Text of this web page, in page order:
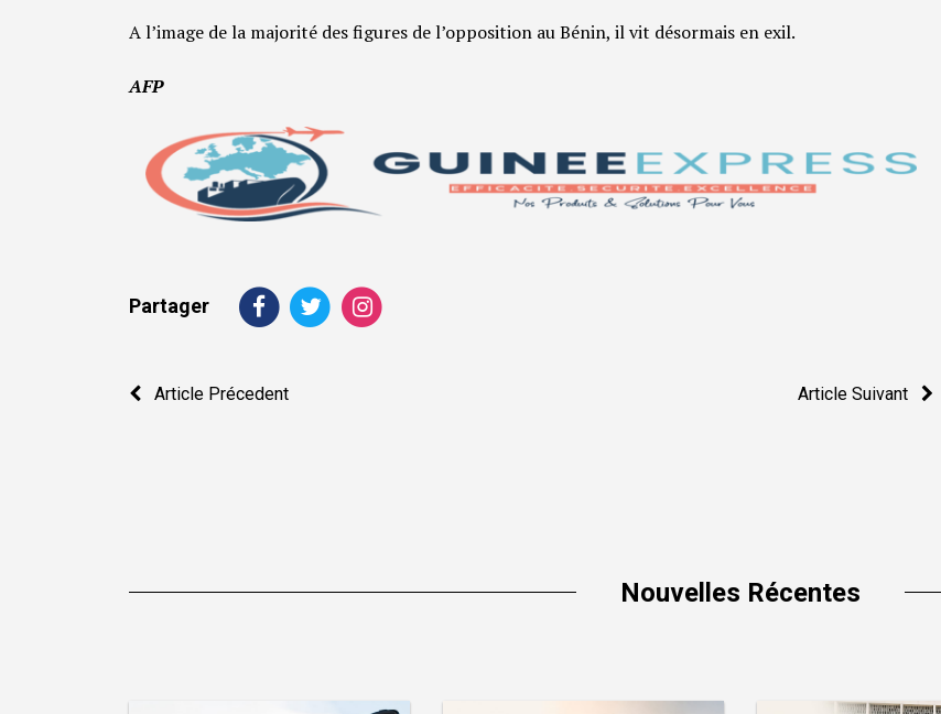
A l’image de la majorité des figures de l’opposition au Bénin, il vit désormais en exil.
AFP
Partager
Navigation
Article Précedent Article Suivant
Nouvelles Récentes